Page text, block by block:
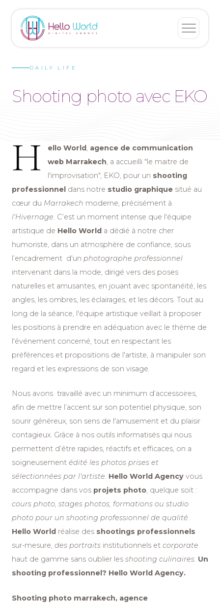
DAILY LIFE
Shooting photo avec EKO
H ello World, agence de communication
web Marrakech, a accueilli "le maitre de
l'improvisation", EKO, pour un shooting
professionnel dans notre studio graphique situé au
cœur du Marrakech moderne, précisément à
l'Hivernage. C’est un moment intense que l'équipe
artistique de Hello World a dédié à notre cher
humoriste, dans un atmosphère de confiance, sous
l’encadrement d'un photographe professionnel
intervenant dans la mode, dirigé vers des poses
naturelles et amusantes, en jouant avec spontanéité, les
angles, les ombres, les éclairages, et les décors. Tout au
long de la séance, l'équipe artistique veillait à proposer
les positions à prendre en adéquation avec le thème de
l'événement concerné, tout en respectant les
préférences et propositions de l'artiste, à manipuler son
regard et les expressions de son visage.
Nous avons travaillé avec un minimum d’accessoires,
afin de mettre l’accent sur son potentiel physique, son
sourir généreux, son sens de l'amusement et du plaisir
contagieux. Grâce à nos outils informatisés qui nous
permettent d’être rapides, réactifs et efficaces, on a
soigneusement édité les photos prises et
sélectionnées par l'artiste. Hello World Agency vous
accompagne dans vos projets photo, quelque soit :
cours photo, stages photos, formations ou studio
photo pour un shooting professionnel de qualité.
Hello World réalise des shootings professionnels
sur-mesure, des portraits institutionnels et corporate
haut de gamme sans oublier les shooting culinaires. Un
shooting professionnel? Hello World Agency.
Shooting photo marrakech, agence